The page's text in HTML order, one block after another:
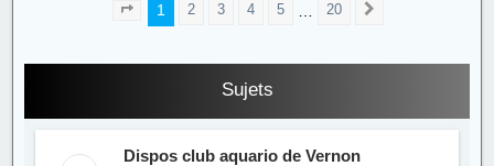
Page sur 20
1 2 3 4 5 20
Sujets
Dispos club aquario de Vernon